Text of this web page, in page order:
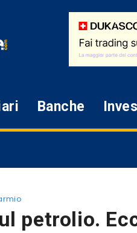
Banche
petrolio.